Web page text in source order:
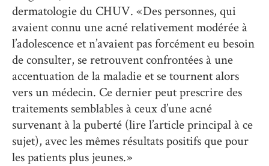
dermatologie du CHUV. « Des personnes, qui
avaient connu une acné relativement modérée à
l’adolescence et n’avaient pas forcément eu besoin
de consulter, se retrouvent confrontées à une
accentuation de la maladie et se tournent alors
vers un médecin. Ce dernier peut prescrire des
traitements semblables à ceux d’une acné
survenant à la puberté (lire l’article principal à ce
sujet), avec les mêmes résultats positifs que pour
les patients plus jeunes. »